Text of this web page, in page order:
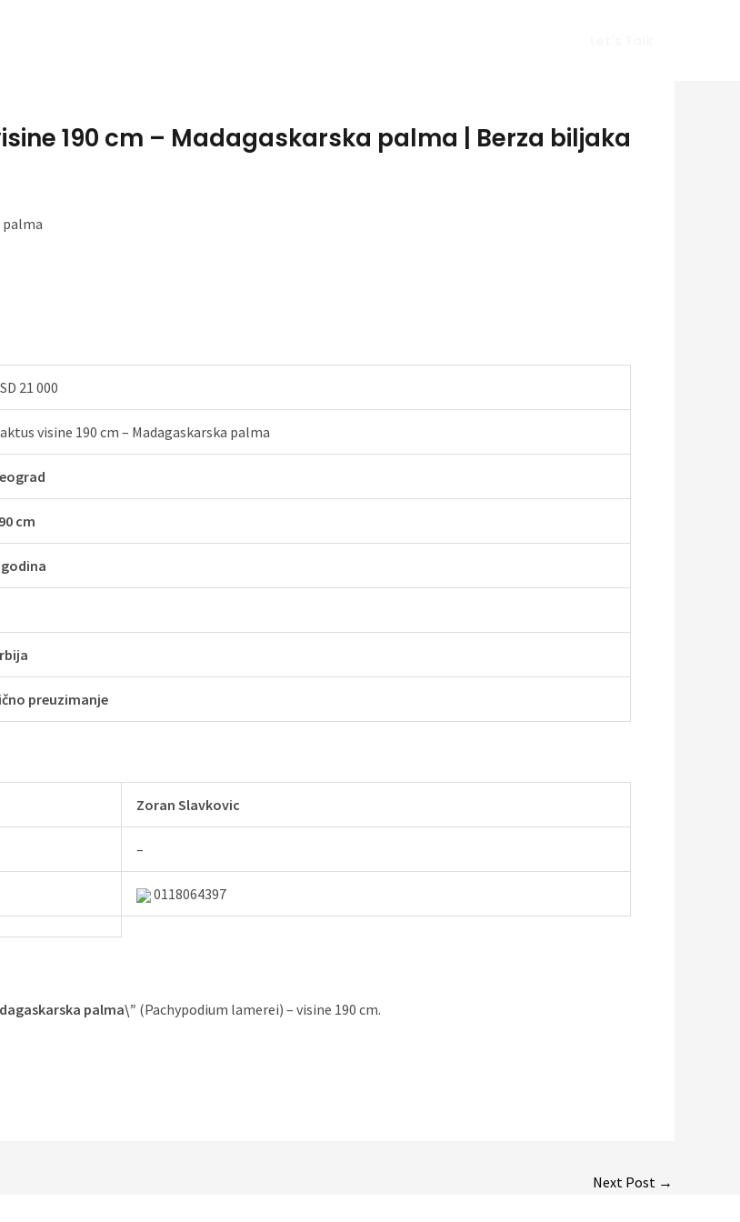
190 cm – Madagaskarska palma | Berza biljaka
palma
21 000
visine 190 cm – Madagaskarska palma
cm
godina
preuzimanje
Zoran Slavkovic
–
0118064397
palma\” (Pachypodium lamerei) – visine 190 cm.
Next Post →